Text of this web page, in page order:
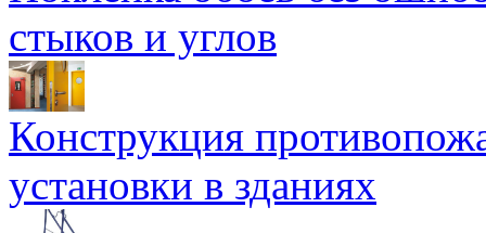
стыков и углов
Конструкция
установки в зданиях